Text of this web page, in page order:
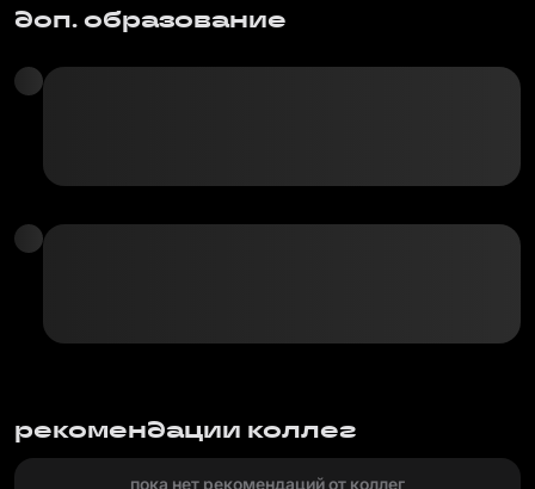
доп. образование
рекомендации коллег
пока нет рекомендаций от коллег